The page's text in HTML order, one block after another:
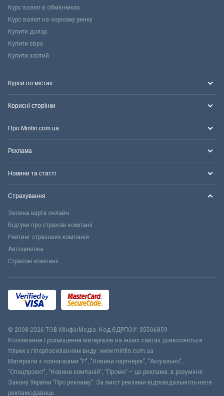
Курс валют в обмінниках
Курс валют на чорному ринку
Купити долар
Купити євро
Купити злотий
Курси по містах
Корисні сторінки
Про Minfin.com.ua
Реклама
Новини та статті
Страхування
Зелена карта онлайн
Відгуки про страхові компанії
Рейтинг страхових компаній
Автоцивілка
Страхові компанії
© 2008-2026 ТОВ МiнфiнМедiа. Код ЄДРПОУ: 35506859
Копіювання і розміщення матеріалів на інших сайтах дозволяється
тільки з гіперпосиланням виду: www.minfin.com.ua
Матеріали з позначками "Р", "Новини партнерів", "Актуально",
"Спецпроект", "Новини компаній", "Промо" – це реклама, в розумінні
Закону України "Про рекламу". За зміст реклами відповідальність несе
рекламодавець.